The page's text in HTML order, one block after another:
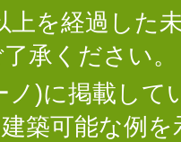
上を経過した
承ください。
ノ)に掲載して
築可能な例